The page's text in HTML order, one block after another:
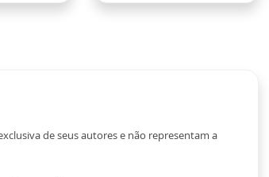
de seus autores e não representam a